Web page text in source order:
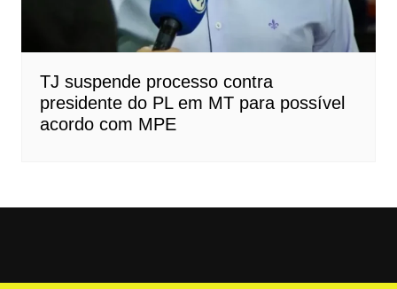
TJ suspende processo contra
presidente do PL em MT para possível
acordo com MPE